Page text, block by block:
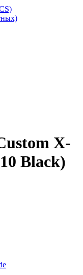
X-
Black)